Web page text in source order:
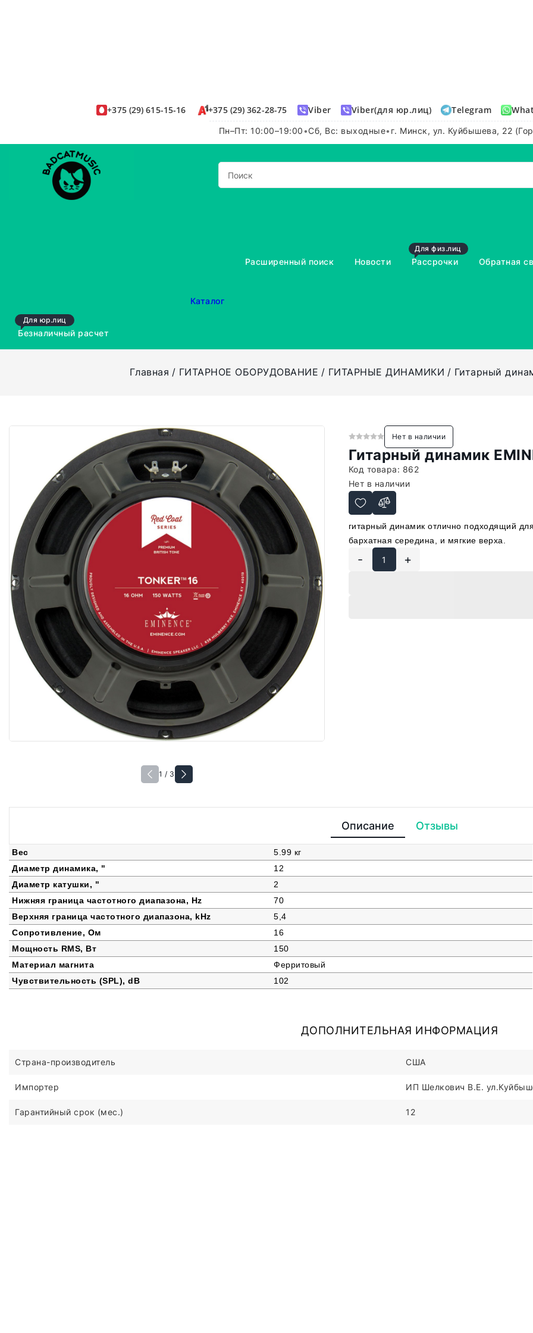
+375 (29) 615-15-16 +375 (29) 362-28-75 Viber Viber(для юр.лиц) Telegram
Пн–Пт: 10:00–19:00•Сб, Вс: выходные• г. Минск, ул. Куйбышева, 22
Каталог
Расширенный поиск Новости
Для физ.лиц
Рассрочки Обратная
Для юр.лиц
Безналичный расчет
Главная ГИТАРНОЕ ОБОРУДОВАНИЕ ГИТАРНЫЕ ДИНАМИКИ Гитарный
1 / 3
Нет в наличии
Гитарный динамик
Код товара: 862
Нет в наличии
гитарный динамик отлично подходящий
бархатная середина, и мягкие верха.
- +
Описание Отзывы
Вес
5.99 кг
Диаметр динамика, "
12
Диаметр катушки, "
2
Нижняя граница частотного диапазона, Hz
70
Верхняя граница частотного диапазона, kHz
5,4
Сопротивление, Ом
16
Мощность RMS, Вт
150
Материал магнита
Ферритовый
Чувствительность (SPL), dB
102
ДОПОЛНИТЕЛЬНАЯ ИНФОРМАЦИЯ
Страна-производитель США
Импортер ИП Шелкович В.Е.
Гарантийный срок (мес.) 12